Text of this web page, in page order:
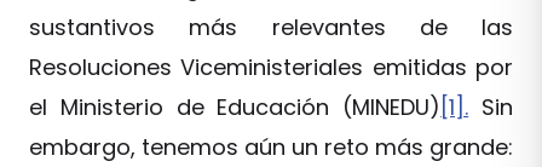
sustantivos más relevantes de las
Resoluciones Viceministeriales emitidas por
el Ministerio de Educación (MINEDU) [1]. Sin
embargo, tenemos aún un reto más grande: